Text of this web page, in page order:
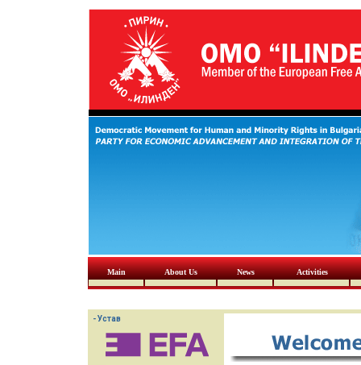
Main About Us News Activities
- Устав